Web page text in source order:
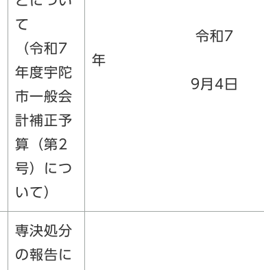
て
（令和7
年度宇陀
市一般会
計補正予
算（第2
号）につ
いて）
令和7
9月4日
専決処分
の報告に